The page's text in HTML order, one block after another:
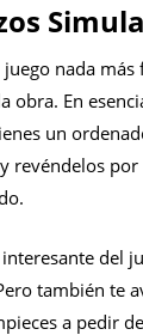
juego nada
obra. En
un
revéndelos
del
también te
a pedir